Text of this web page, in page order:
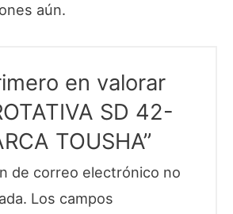
aún.
en valorar
SD 42-
TOUSHA”
de correo electrónico no
Los campos